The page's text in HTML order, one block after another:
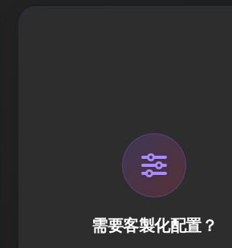
需要客製化配置？